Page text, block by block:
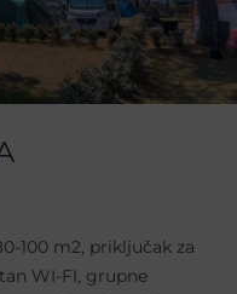
100 m2, priključak za
WI-FI, grupne